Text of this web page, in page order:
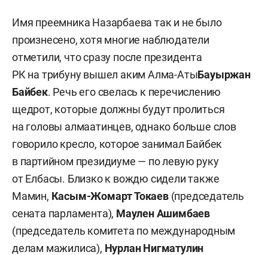
Имя преемника Назарбаева так и не было
произнесено, хотя многие наблюдатели
отметили, что сразу после президента
РК на трибуну вышел аким Алма-АтыБауыржан
Байбек. Речь его свелась к перечислению
щедрот, которые должны будут пролиться
на головы алмаатинцев, однако больше слов
говорило кресло, которое занимал Байбек
в партийном президиуме — по левую руку
от Елбасы. Близко к вождю сидели также
Мамин, Касым-Жомарт Токаев(председатель
сената парламента), Маулен Ашимбаев
(председатель комитета по международным
делам мажилиса), Нурлан Нигматулин